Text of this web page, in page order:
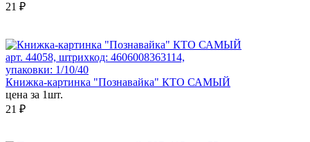
21 ₽
арт. 44058, штрихкод: 4606008363114,
упаковки: 1/10/40
Книжка-картинка "Познавайка" КТО САМЫЙ
цена за 1шт.
21 ₽